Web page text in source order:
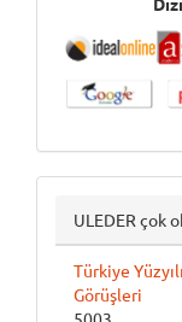
ULEDER çok
Türkiye
Görüşleri